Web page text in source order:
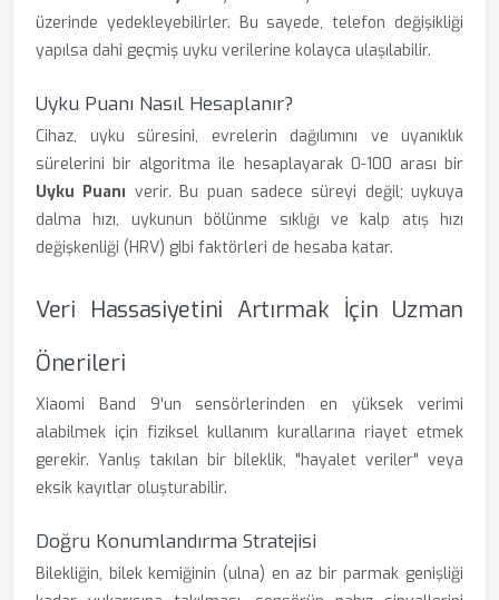
üzerinde yedekleyebilirler. Bu sayede, telefon değişikliği
yapılsa dahi geçmiş uyku verilerine kolayca ulaşılabilir.
Uyku Puanı Nasıl Hesaplanır?
Cihaz, uyku süresini, evrelerin dağılımını ve uyanıklık
sürelerini bir algoritma ile hesaplayarak 0-100 arası bir
Uyku Puanı verir. Bu puan sadece süreyi değil; uykuya
dalma hızı, uykunun bölünme sıklığı ve kalp atış hızı
değişkenliği (HRV) gibi faktörleri de hesaba katar.
Veri Hassasiyetini Artırmak İçin Uzman
Önerileri
Xiaomi Band 9'un sensörlerinden en yüksek verimi
alabilmek için fiziksel kullanım kurallarına riayet etmek
gerekir. Yanlış takılan bir bileklik, "hayalet veriler" veya
eksik kayıtlar oluşturabilir.
Doğru Konumlandırma Stratejisi
Bilekliğin, bilek kemiğinin (ulna) en az bir parmak genişliği